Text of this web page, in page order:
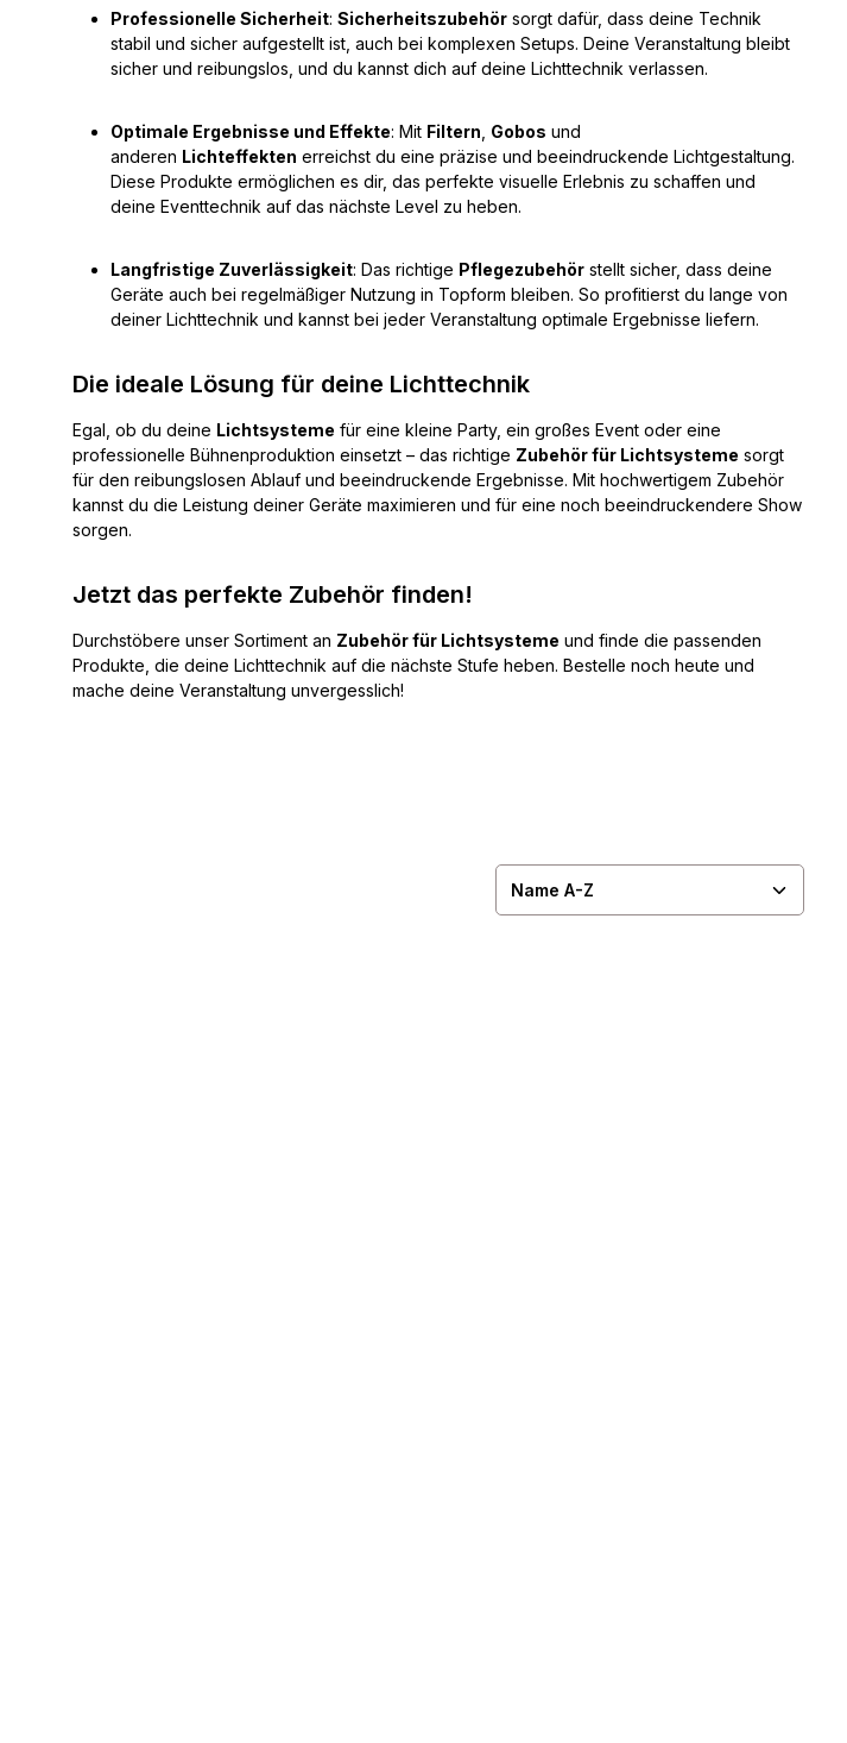
Professionelle Sicherheit: Sicherheitszubehör sorgt dafür, dass deine Technik
stabil und sicher aufgestellt ist, auch bei komplexen Setups. Deine Veranstaltung bleibt
sicher und reibungslos, und du kannst dich auf deine Lichttechnik verlassen.
Optimale Ergebnisse und Effekte: Mit Filtern Gobos und
anderen Lichteffekten erreichst du eine präzise und beeindruckende Lichtgestaltung.
Diese Produkte ermöglichen es dir, das perfekte visuelle Erlebnis zu schaffen und
deine Eventtechnik auf das nächste Level zu heben.
Langfristige Zuverlässigkeit: Das richtige Pflegezubehör stellt sicher, dass deine
Geräte auch bei regelmäßiger Nutzung in Topform bleiben. So profitierst du lange von
deiner Lichttechnik und kannst bei jeder Veranstaltung optimale Ergebnisse liefern.
Die ideale Lösung für deine Lichttechnik
Egal, ob du deine Lichtsysteme für eine kleine Party, ein großes Event oder eine
professionelle Bühnenproduktion einsetzt – das richtige Zubehör für Lichtsysteme sorgt
für den reibungslosen Ablauf und beeindruckende Ergebnisse. Mit hochwertigem Zubehör
kannst du die Leistung deiner Geräte maximieren und für eine noch beeindruckendere Show
sorgen.
Jetzt das perfekte Zubehör finden!
Durchstöbere unser Sortiment an Zubehör für Lichtsysteme und finde die passenden
Produkte, die deine Lichttechnik auf die nächste Stufe heben. Bestelle noch heute und
mache deine Veranstaltung unvergesslich!